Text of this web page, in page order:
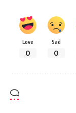
Love
0
Sad
0